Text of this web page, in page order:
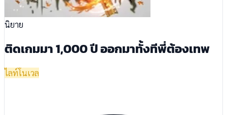
นิยาย
ติดเกมมา 1,000 ปี ออกมาทั้งทีพี่ต้องเทพ
ไลท์โนเวล